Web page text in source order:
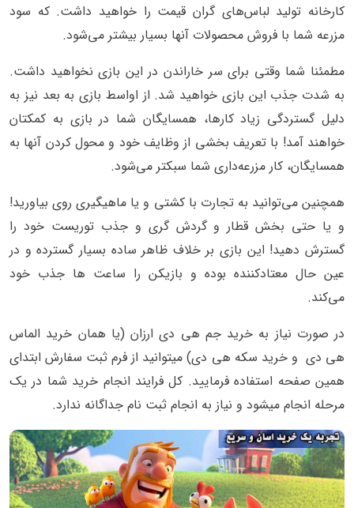
کارخانه تولید لباس‌های گران قیمت را خواهید داشت. که سود
مزرعه شما با فروش محصولات آنها بسیار بیشتر می‌شود.
مطمئنا شما وقتی برای سر خاراندن در این بازی نخواهید داشت.
به شدت جذب این بازی خواهید شد. از اواسط بازی به بعد نیز به
دلیل گستردگی زیاد کارها، همسایگان شما در بازی به کمکتان
خواهند آمد! با تعریف بخشی از وظایف خود و محول کردن آنها به
همسایگان، کار مزرعه‌داری شما سبکتر می‌شود.
همچنین می‌توانید به تجارت با کشتی و یا ماهیگیری روی بیاورید!
و یا حتی بخش قطار و گردش گری و جذب توریست خود را
گسترش دهید! این بازی بر خلاف ظاهر ساده بسیار گسترده و در
عین حال معتادکننده بوده و بازیکن را ساعت ها جذب خود
می‌کند.
در صورت نیاز به خرید جم هی دی ارزان (یا همان خرید الماس
هی دی و خرید سکه هی دی) میتوانید از فرم ثبت سفارش ابتدای
همین صفحه استفاده فرمایید. کل فرایند انجام خرید شما در یک
مرحله انجام میشود و نیاز به انجام ثبت نام جداگانه ندارد.